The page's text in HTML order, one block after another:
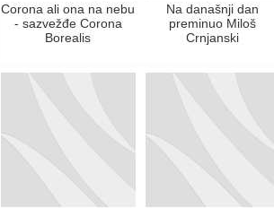
Corona ali ona na nebu
- sazvežđe Corona
Borealis
Na današnji dan
preminuo Miloš
Crnjanski